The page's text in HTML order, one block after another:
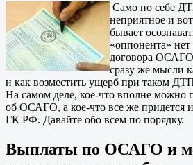
Само по себе
неприятное и
бывает
«оппонента» нет
договора
сразу же мысли
и как возместить ущерб при таком
На самом деле, кое-что вполне можно
об ОСАГО, а кое-что все же придется
ГК РФ. Давайте обо всем по порядку.
Выплаты по ОСАГО и